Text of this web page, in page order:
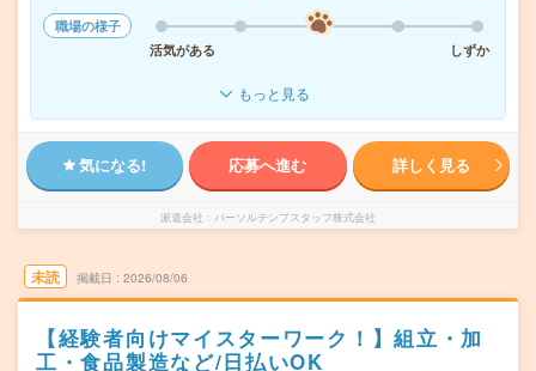
職場の様子
活気がある
しずか
もっと見る
気になる! 応募へ進む 詳しく見る
派遣会社 パーソルテンプスタッフ株式会社
未読 掲載日 2026/08/06
【経験者向けマイスターワーク！】組立・加
工・食品製造など/日払いOK